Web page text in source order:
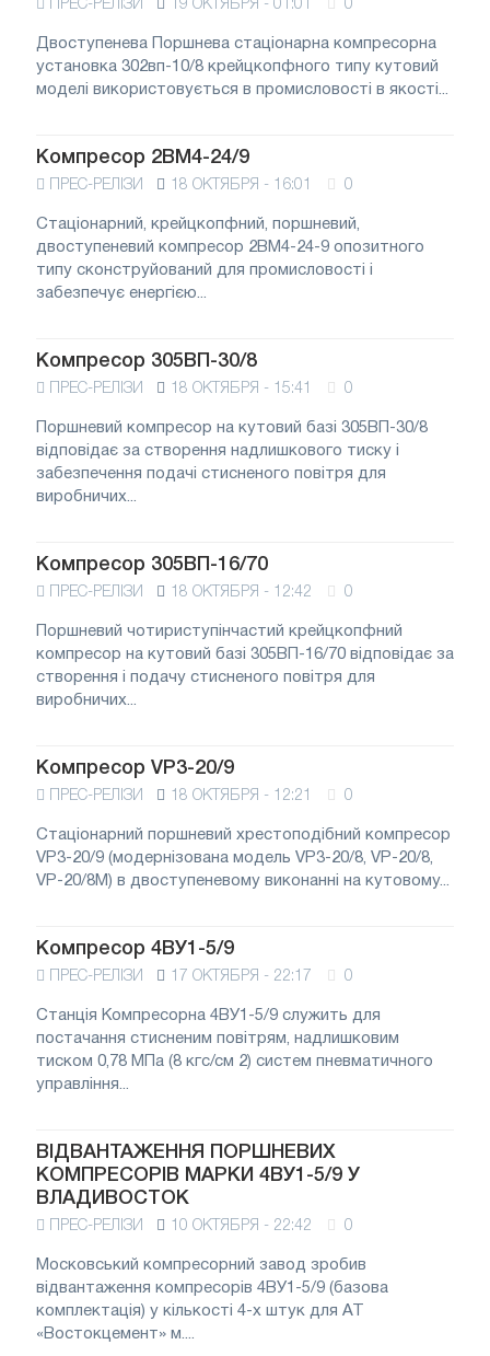
ПРЕС-РЕЛІЗИ 19 ОКТЯБРЯ - 01:01 0
Двоступенева Поршнева стаціонарна компресорна
установка 302вп-10/8 крейцкопфного типу кутовий
моделі використовується в промисловості в якості...
Компресор 2ВМ4-24/9
ПРЕС-РЕЛІЗИ 18 ОКТЯБРЯ - 16:01 0
Стаціонарний, крейцкопфний, поршневий,
двоступеневий компресор 2ВМ4-24-9 опозитного
типу сконструйований для промисловості і
забезпечує енергією...
Компресор 305ВП-30/8
ПРЕС-РЕЛІЗИ 18 ОКТЯБРЯ - 15:41 0
Поршневий компресор на кутовий базі 305ВП-30/8
відповідає за створення надлишкового тиску і
забезпечення подачі стисненого повітря для
виробничих...
Компресор 305ВП-16/70
ПРЕС-РЕЛІЗИ 18 ОКТЯБРЯ - 12:42 0
Поршневий чотириступінчастий крейцкопфний
компресор на кутовий базі 305ВП-16/70 відповідає за
створення і подачу стисненого повітря для
виробничих...
Компресор VP3-20/9
ПРЕС-РЕЛІЗИ 18 ОКТЯБРЯ - 12:21 0
Стаціонарний поршневий хрестоподібний компресор
VP3-20/9 (модернізована модель VP3-20/8, VP-20/8,
VP-20/8M) в двоступеневому виконанні на кутовому...
Компресор 4ВУ1-5/9
ПРЕС-РЕЛІЗИ 17 ОКТЯБРЯ - 22:17 0
Станція Компресорна 4ВУ1-5/9 служить для
постачання стисненим повітрям, надлишковим
тиском 0,78 МПа (8 кгс/см 2) систем пневматичного
управління...
ВІДВАНТАЖЕННЯ ПОРШНЕВИХ
КОМПРЕСОРІВ МАРКИ 4ВУ1-5/9 У
ВЛАДИВОСТОК
ПРЕС-РЕЛІЗИ 10 ОКТЯБРЯ - 22:42 0
Московський компресорний завод зробив
відвантаження компресорів 4ВУ1-5/9 (базова
комплектація) у кількості 4-х штук для АТ
«Востокцемент» м....